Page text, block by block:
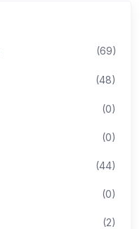
(69)
(48)
(0)
(0)
(44)
(0)
(2)